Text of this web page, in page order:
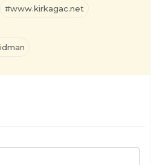
#www.kirkagac.net